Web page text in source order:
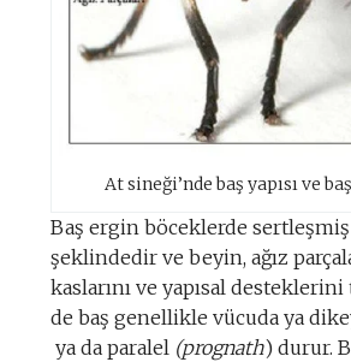
At sineği’nde baş yapısı ve
Baş ergin böceklerde
şeklindedir ve beyin, ağız
kaslarını ve yapısal desteklerini
de baş genellikle vücuda ya
ya da paralel (prognath) durur.